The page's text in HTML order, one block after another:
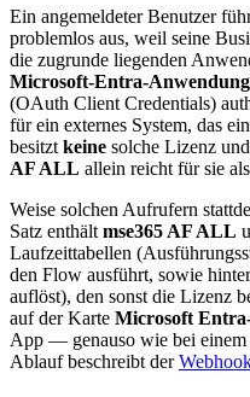
Ein angemeldeter Benutzer
problemlos aus, weil seine
die zugrunde liegenden
Microsoft-Entra-Anwendung
(OAuth Client Credentials)
für ein externes System, das
besitzt keine solche Lizenz
AF ALL allein reicht für sie
Weise solchen Aufrufern
Satz enthält mse365 AF ALL
Laufzeittabellen
den Flow ausführt, sowie
auflöst), den sonst die Lizenz
auf der Karte Microsoft
App — genauso wie bei einem
Ablauf beschreibt der